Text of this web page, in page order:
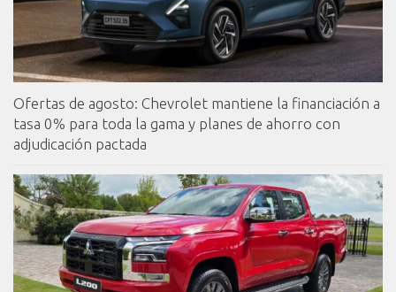
Ofertas de agosto: Chevrolet mantiene la financiación a
tasa 0% para toda la gama y planes de ahorro con
adjudicación pactada